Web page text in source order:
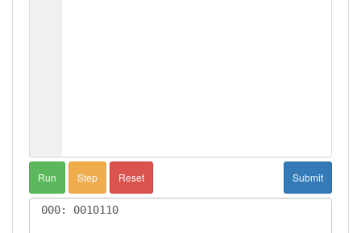
Run Step Reset Submit